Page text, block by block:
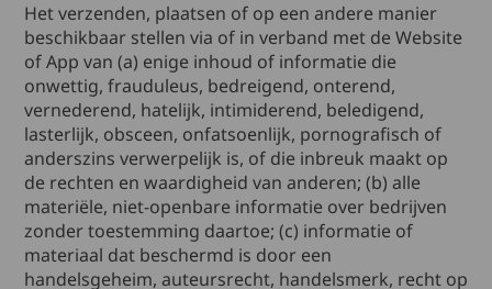
Het verzenden, plaatsen of op een andere manier
beschikbaar stellen via of in verband met de Website
of App van (a) enige inhoud of informatie die
onwettig, frauduleus, bedreigend, onterend,
vernederend, hatelijk, intimiderend, beledigend,
lasterlijk, obsceen, onfatsoenlijk, pornografisch of
anderszins verwerpelijk is, of die inbreuk maakt op
de rechten en waardigheid van anderen; (b) alle
materiële, niet-openbare informatie over bedrijven
zonder toestemming daartoe; (c) informatie of
materiaal dat beschermd is door een
handelsgeheim, auteursrecht, handelsmerk, recht op